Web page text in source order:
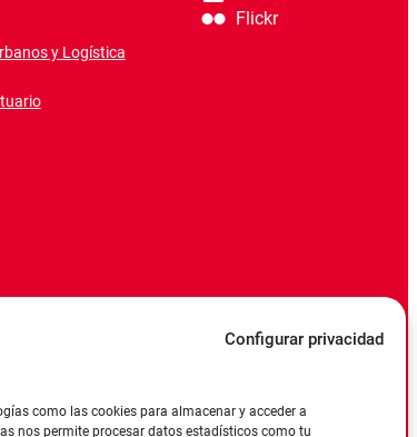
Configurar privacidad
como las cookies para almacenar y acceder a
nos permite procesar datos estadísticos como tu
y Logística
Flickr